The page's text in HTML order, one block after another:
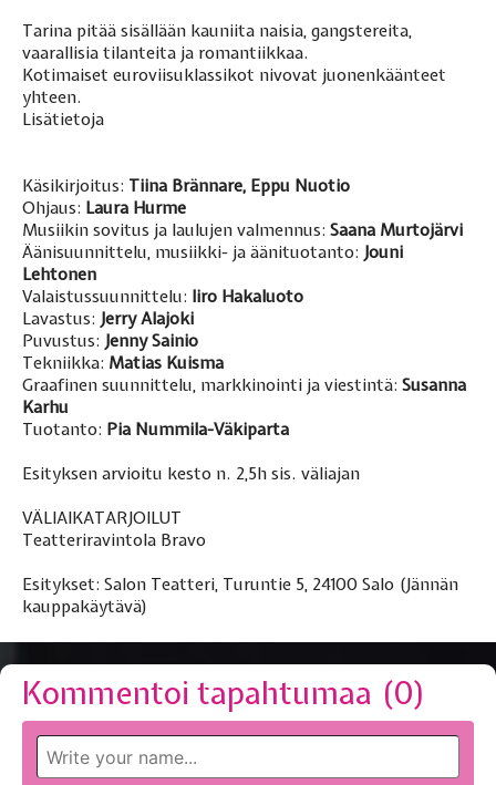
Tarina pitää sisällään kauniita naisia, gangstereita,
vaarallisia tilanteita ja romantiikkaa.
Kotimaiset euroviisuklassikot nivovat juonenkäänteet
yhteen.
Lisätietoja
Käsikirjoitus: Tiina Brännare, Eppu Nuotio
Ohjaus: Laura Hurme
Musiikin sovitus ja laulujen valmennus: Saana Murtojärvi
Äänisuunnittelu, musiikki- ja äänituotanto: Jouni
Lehtonen
Valaistussuunnittelu: Iiro Hakaluoto
Lavastus: Jerry Alajoki
Puvustus: Jenny Sainio
Tekniikka: Matias Kuisma
Graafinen suunnittelu, markkinointi ja viestintä: Susanna
Karhu
Tuotanto: Pia Nummila-Väkiparta
Esityksen arvioitu kesto n. 2,5h sis. väliajan
VÄLIAIKATARJOILUT
Teatteriravintola Bravo
Esitykset: Salon Teatteri, Turuntie 5, 24100 Salo (Jännän
kauppakäytävä)
Kommentoi tapahtumaa (0)